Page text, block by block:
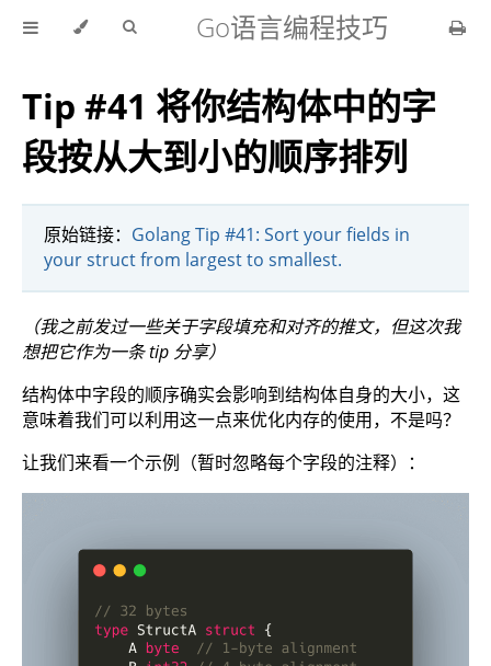
Go语言编程技巧
Tip #41 将你结构体中的字
段按从大到小的顺序排列
原始链接： Golang Tip #41: Sort your fields in
your struct from largest to smallest.
（我之前发过一些关于字段填充和对齐的推文，但这次我
想把它作为一条 tip 分享）
结构体中字段的顺序确实会影响到结构体自身的大小，这
意味着我们可以利用这一点来优化内存的使用，不是吗？
让我们来看一个示例（暂时忽略每个字段的注释）：